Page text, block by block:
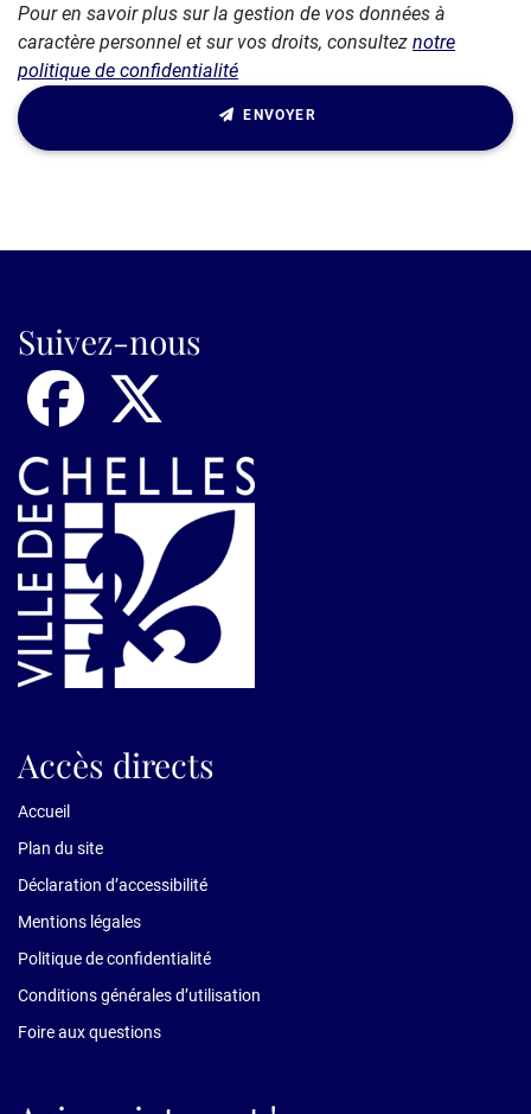
champ
Pour en savoir plus sur la gestion de vos données à
caractère personnel et sur vos droits, consultez notre
politique de confidentialité
ENVOYER
Suivez-nous
Accès directs
Accueil
Plan du site
Déclaration d’accessibilité
Mentions légales
Politique de confidentialité
Conditions générales d’utilisation
Foire aux questions